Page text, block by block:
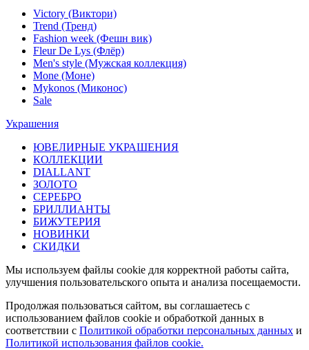
Victory (Виктори)
Trend (Тренд)
Fashion week (Фешн вик)
Fleur De Lys (Флёр)
Men's style (Мужская коллекция)
Mone (Моне)
Mykonos (Миконос)
Sale
Украшения
ЮВЕЛИРНЫЕ УКРАШЕНИЯ
КОЛЛЕКЦИИ
DIALLANT
ЗОЛОТО
СЕРЕБРО
БРИЛЛИАНТЫ
БИЖУТЕРИЯ
НОВИНКИ
СКИДКИ
Мы используем файлы cookie для корректной работы сайта,
улучшения пользовательского опыта и анализа посещаемости.
Продолжая пользоваться сайтом, вы соглашаетесь с
использованием файлов cookie и обработкой данных в
соответствии с Политикой обработки персональных данных и
Политикой использования файлов cookie.